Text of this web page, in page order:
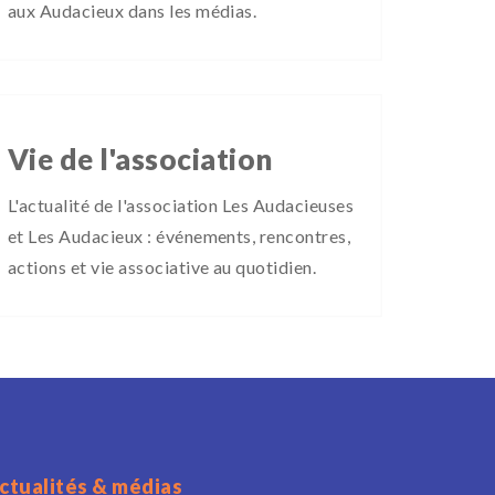
aux Audacieux dans les médias.
Vie de l'association
L'actualité de l'association Les Audacieuses
et Les Audacieux : événements, rencontres,
actions et vie associative au quotidien.
& médias